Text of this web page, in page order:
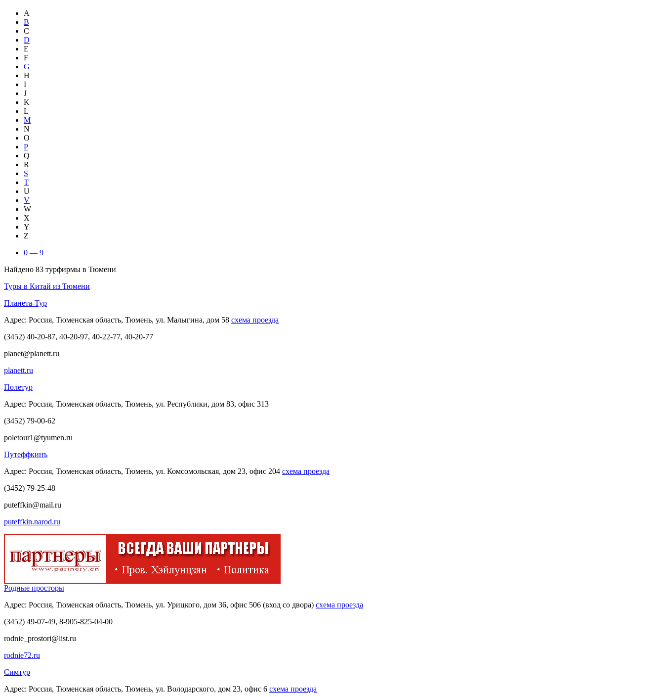
A
B
C
D
E
F
G
H
I
J
K
L
M
N
O
P
Q
R
S
T
U
V
W
X
Y
Z
0 — 9
Найдено 83 турфирмы в Тюмени
Туры в Китай из Тюмени
Планета-Тур
Адрес: Россия, Тюменская область, Тюмень, ул. Малыгина, дом 58 схема проезда
(3452) 40-20-87, 40-20-97, 40-22-77, 40-20-77
planet@planett.ru
planett.ru
Полетур
Адрес: Россия, Тюменская область, Тюмень, ул. Республики, дом 83, офис 313
(3452) 79-00-62
poletour1@tyumen.ru
Путеффкинъ
Адрес: Россия, Тюменская область, Тюмень, ул. Комсомольская, дом 23, офис 204 схема проезда
(3452) 79-25-48
puteffkin@mail.ru
puteffkin.narod.ru
Родные просторы
Адрес: Россия, Тюменская область, Тюмень, ул. Урицкого, дом 36, офис 506 (вход со двора) схема проезда
(3452) 49-07-49, 8-905-825-04-00
rodnie_prostori@list.ru
rodnie72.ru
Симтур
Адрес: Россия, Тюменская область, Тюмень, ул. Володарского, дом 23, офис 6 схема проезда